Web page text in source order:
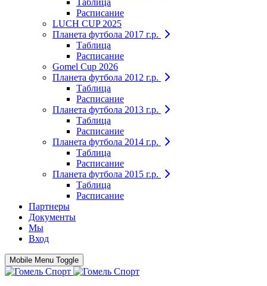
Таблица
Расписание
LUCH CUP 2025
Планета футбола 2017 г.р.
Таблица
Расписание
Gomel Cup 2026
Планета футбола 2012 г.р.
Таблица
Расписание
Планета футбола 2013 г.р.
Таблица
Расписание
Планета футбола 2014 г.р.
Таблица
Расписание
Планета футбола 2015 г.р.
Таблица
Расписание
Партнеры
Документы
Мы
Вход
Mobile Menu Toggle